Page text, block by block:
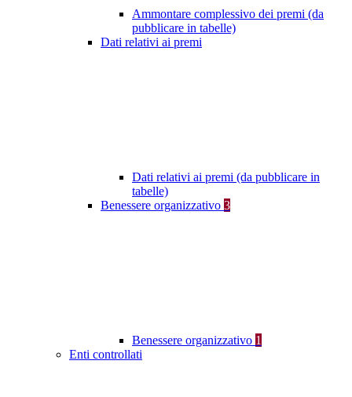
Ammontare complessivo dei premi (da
pubblicare in tabelle)
Dati relativi ai premi
Dati relativi ai premi (da pubblicare in
tabelle)
Benessere organizzativo 3
Benessere organizzativo 1
Enti controllati